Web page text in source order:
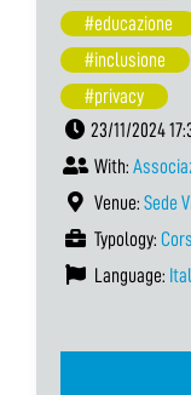
#educazione
#inclusione
#privacy
23/11/2024
With:
Venue: Sede
Typology:
Language: